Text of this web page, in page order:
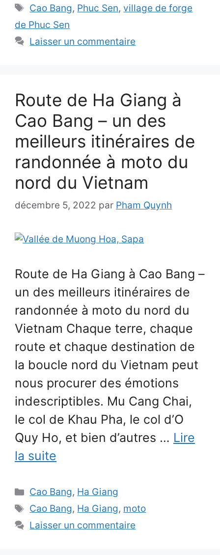
Étiquettes
Cao Bang, Phuc Sen,village de forge
de Phuc Sen
Laisser un commentaire
Route de Ha Giang à
Cao Bang – un des
meilleurs itinéraires de
randonnée à moto du
nord du Vietnam
décembre 5, 2022 par Pham Quynh
Route de Ha Giang à Cao Bang –
un des meilleurs itinéraires de
randonnée à moto du nord du
Vietnam Chaque terre, chaque
route et chaque destination de
la boucle nord du Vietnam peut
nous procurer des émotions
indescriptibles. Mu Cang Chai,
le col de Khau Pha, le col d’O
Quy Ho, et bien d’autres … Lire
la suite
Catégories
Cao Bang, Ha Giang
Étiquettes
Cao Bang, Ha Giang, moto
Laisser un commentaire